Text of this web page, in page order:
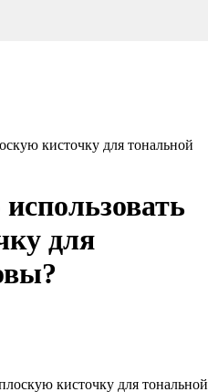
кисточку для тональной
для
кисточку для тональной